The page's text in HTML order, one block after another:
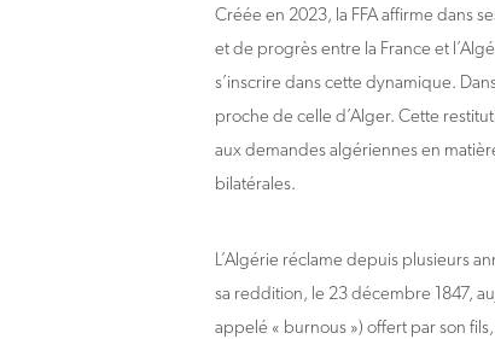
Créée en 2023, la FFA affirme dans
et de progrès entre la France et
s’inscrire dans cette dynamique.
proche de celle d’Alger. Cette
aux demandes algériennes en
bilatérales.
L’Algérie réclame depuis plusieurs
sa reddition, le 23 décembre 1847,
appelé « burnous ») offert par son